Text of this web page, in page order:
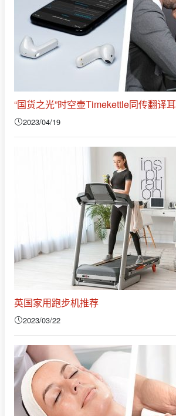
“国货之光”时空壶Timekettle同传翻译
2023/04/19
英国家用跑步机推荐
2023/03/22